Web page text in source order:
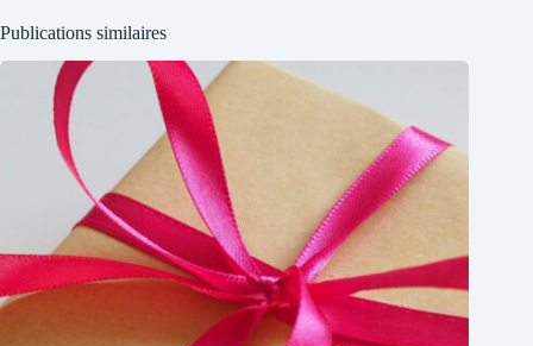
Publications similaires